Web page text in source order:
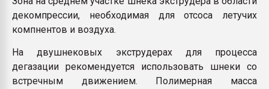
бутылок
ПЕРЕЙТИ НА
декомпрессии, необходимая для отсоса летучих
компнентов и воздуха.
На двушнековых экструдерах для процесса
дегазации рекомендуется использовать шнеки со
встречным движением. Полимерная масса